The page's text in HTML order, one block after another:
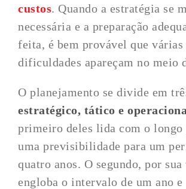
custos. Quando a estratégia se
necessária e a preparação
feita, é bem provável que várias
dificuldades apareçam no meio
O planejamento se divide em
estratégico, tático e
primeiro deles lida com o longo
uma previsibilidade para um
quatro anos. O segundo, por sua
engloba o intervalo de um ano